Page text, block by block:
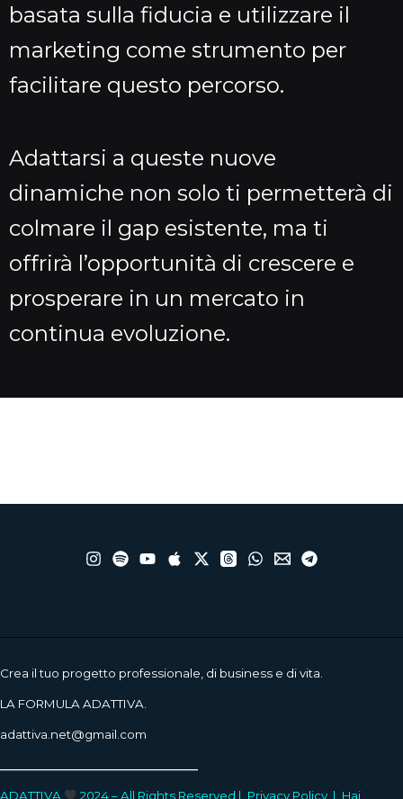
basata sulla fiducia e utilizzare il
marketing come strumento per
facilitare questo percorso.
Adattarsi a queste nuove
dinamiche non solo ti permetterà di
colmare il gap esistente, ma ti
offrirà l’opportunità di crescere e
prosperare in un mercato in
continua evoluzione.
Crea il tuo progetto professionale, di business e di vita.
LA FORMULA ADATTIVA.
adattiva.net@gmail.com
ADATTIVA 2024 – All Rights Reserved | Privacy Policy | Hai